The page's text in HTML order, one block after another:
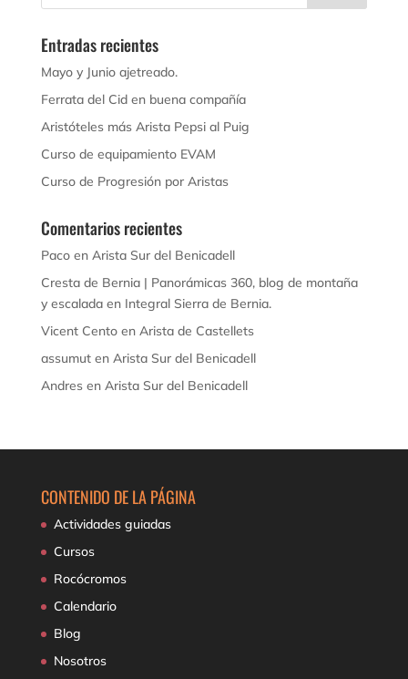
Entradas recientes
Mayo y Junio ajetreado.
Ferrata del Cid en buena compañía
Aristóteles más Arista Pepsi al Puig
Curso de equipamiento EVAM
Curso de Progresión por Aristas
Comentarios recientes
Pacoen Arista Sur del Benicadell
Cresta de Bernia | Panorámicas 360, blog de montaña
y escaladaen Integral Sierra de Bernia.
Vicent Centoen Arista de Castellets
assumuten Arista Sur del Benicadell
Andresen Arista Sur del Benicadell
CONTENIDO DE LA PÁGINA
Actividades guiadas
Cursos
Rocócromos
Calendario
Blog
Nosotros